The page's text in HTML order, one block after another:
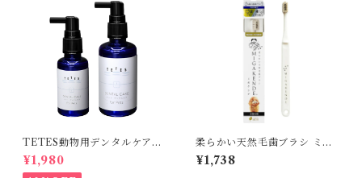
TETES動物用デンタルケア
50ml
¥1,980
柔らかい天然毛歯ブラシ ミガ
ケンデ 小型犬用 ヤギ＆ウマ植
毛
¥1,738